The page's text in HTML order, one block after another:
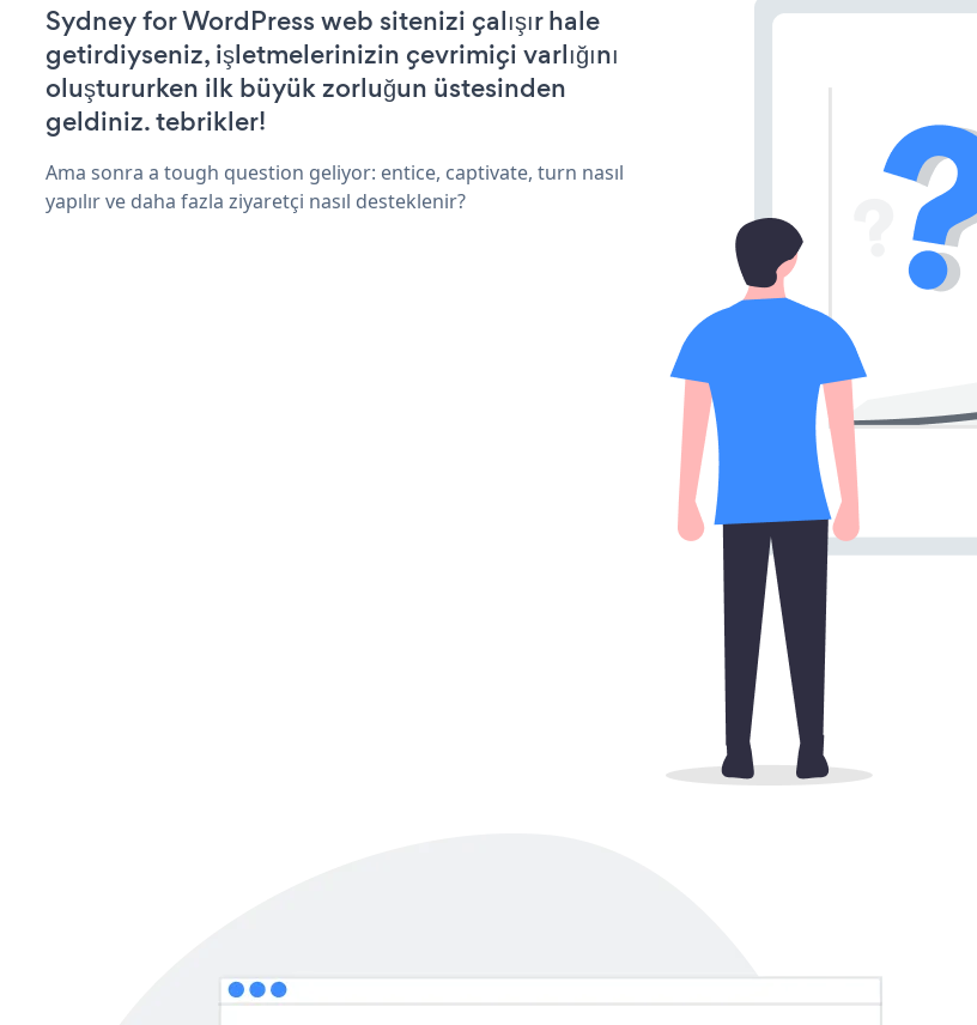
Sydney for WordPress web sitenizi çalışır hale
getirdiyseniz, işletmelerinizin çevrimiçi varlığını
oluştururken ilk büyük zorluğun üstesinden
geldiniz. tebrikler!
Ama sonra a tough question geliyor: entice, captivate, turn nasıl
yapılır ve daha fazla ziyaretçi nasıl desteklenir?